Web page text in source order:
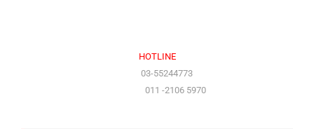
HOTLINE
03-55244773
011 -2106 5970